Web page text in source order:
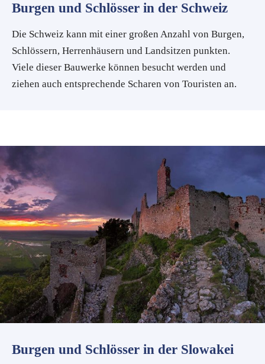
Burgen und Schlösser in der Schweiz
Die Schweiz kann mit einer großen Anzahl von Burgen,
Schlössern, Herrenhäusern und Landsitzen punkten.
Viele dieser Bauwerke können besucht werden und
ziehen auch entsprechende Scharen von Touristen an.
Burgen und Schlösser in der Slowakei